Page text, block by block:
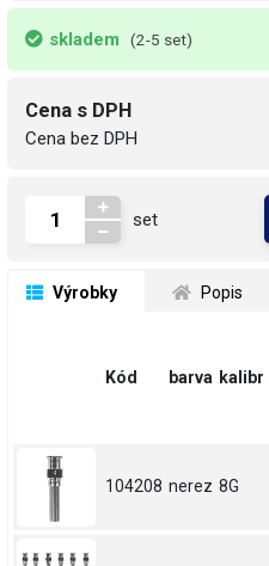
skladem (2-5 set)
Cena s DPH
Cena bez DPH
set
Výrobky Popis
Kód barva kalibr
104208 nerez 8G